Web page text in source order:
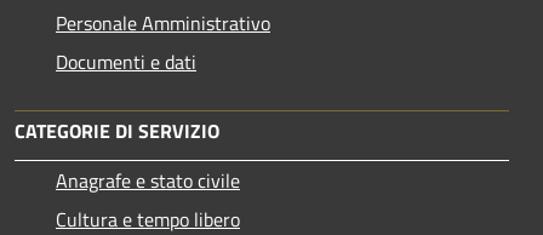
Personale Amministrativo
Documenti e dati
CATEGORIE DI SERVIZIO
Anagrafe e stato civile
Cultura e tempo libero